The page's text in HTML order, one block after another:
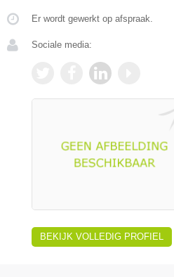
Er wordt gewerkt op afspraak.
Sociale media:
BEKIJK VOLLEDIG PROFIEL